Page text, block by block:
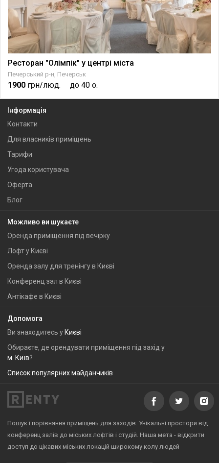
Ресторан "Олімпік" у центрі міста
Печерський р-н, Печерськ
1900 грн/люд. до 40 о.
Інформація
Контакти
Для власників приміщень
Тарифи
Угода користувача
Оферта
Блог
Можливо ви шукаєте
Оренда приміщення під вечірку
Лофт у Києві
Оренда залу для тренінгу в Києві
Конференц зал в Києві
Антікафе в Києві
Допомога
Ви знаходитесь у Києві
Обираєте, де орендувати приміщення під захід у
м. Київ?
Список популярних майданчиків
Пошук і порівняння приміщень для заходів. Унікальні простори від
конференц залів до міських лофтів і студій. Наша мета - відкрити
доступ до цікавих міських локацій широкому колу людей